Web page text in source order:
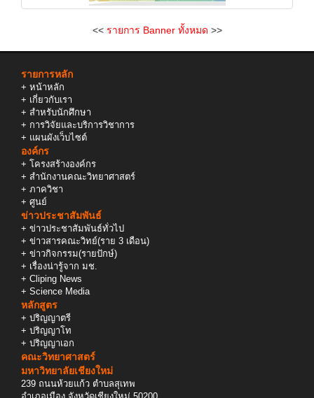
<< รายการ Banner ทั้งหมด >>
รายการหลัก
+ หน้าหลัก
+ เกี่ยวกับเรา
+ สำหรับนักศึกษา
+ การวิจัยและบริการวิชาการ
+ แผนผังเว็บไซต์
องค์กร
+ โครงสร้างองค์กร
+ สำนักงานคณะวิทยาศาสตร์
+ ภาควิชา
+ ศูนย์
ข่าวประชาสัมพันธ์
+ ข่าวประชาสัมพันธ์ทั่วไป
+ ข่าวสารคณะวิทย์(ราย 3 เดือน)
+ ข่าวกิจกรรม(รายปักษ์)
+ เรื่องน่ารู้จาก มช.
+ Cliping News
+ Science Media
หลักสูตร
+ ปริญญาตรี
+ ปริญญาโท
+ ปริญญาเอก
คณะวิทยาศาสตร์
มหาวิทยาลัยเชียงใหม่
239 ถนนห้วยแก้ว ตำบลสุเทพ